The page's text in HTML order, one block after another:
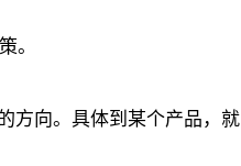
。
方向。具体到某个产品，就